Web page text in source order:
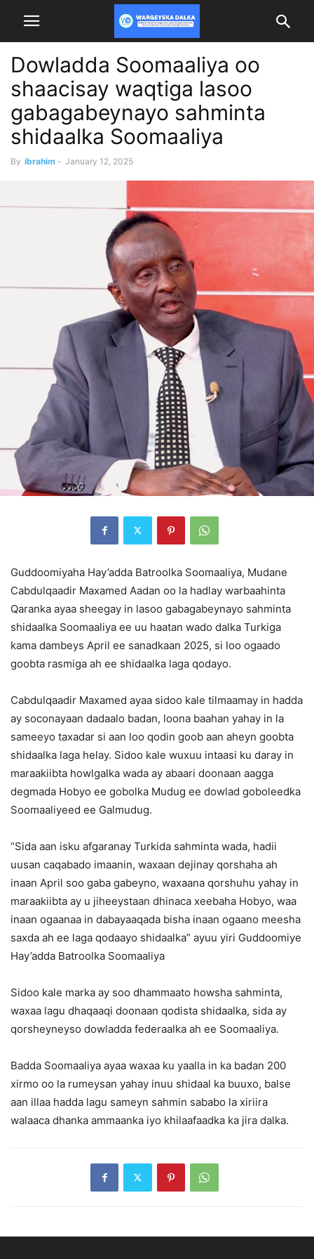
Dowladda Soomaaliya oo
shaacisay waqtiga lasoo
gabagabeynayo sahminta
shidaalka Soomaaliya
By ibrahim - January 12, 2025
Guddoomiyaha Hay’adda Batroolka Soomaaliya, Mudane
Cabdulqaadir Maxamed Aadan oo la hadlay warbaahinta
Qaranka ayaa sheegay in lasoo gabagabeynayo sahminta
shidaalka Soomaaliya ee uu haatan wado dalka Turkiga
kama dambeys April ee sanadkaan 2025, si loo ogaado
goobta rasmiga ah ee shidaalka laga qodayo.
Cabdulqaadir Maxamed ayaa sidoo kale tilmaamay in hadda
ay soconayaan dadaalo badan, loona baahan yahay in la
sameeyo taxadar si aan loo qodin goob aan aheyn goobta
shidaalka laga helay. Sidoo kale wuxuu intaasi ku daray in
maraakiibta howlgalka wada ay abaari doonaan aagga
degmada Hobyo ee gobolka Mudug ee dowlad goboleedka
Soomaaliyeed ee Galmudug.
“Sida aan isku afgaranay Turkida sahminta wada, hadii
uusan caqabado imaanin, waxaan dejinay qorshaha ah
inaan April soo gaba gabeyno, waxaana qorshuhu yahay in
maraakiibta ay u jiheeystaan dhinaca xeebaha Hobyo, waa
inaan ogaanaa in dabayaaqada bisha inaan ogaano meesha
saxda ah ee laga qodaayo shidaalka” ayuu yiri Guddoomiye
Hay’adda Batroolka Soomaaliya
Sidoo kale marka ay soo dhammaato howsha sahminta,
waxaa lagu dhaqaaqi doonaan qodista shidaalka, sida ay
qorsheyneyso dowladda federaalka ah ee Soomaaliya.
Badda Soomaaliya ayaa waxaa ku yaalla in ka badan 200
xirmo oo la rumeysan yahay inuu shidaal ka buuxo, balse
aan illaa hadda lagu sameyn sahmin sababo la xiriira
walaaca dhanka ammaanka iyo khilaafaadka ka jira dalka.